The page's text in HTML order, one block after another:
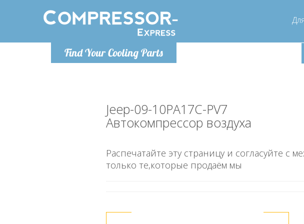
Find Your Cooling Parts
Понедельник-пятница 9:00
Jeep-09-10PA17C-PV7
Автокомпрессор воздуха
Распечатайте эту страницу и согласуйте с
только те,которые продаём мы